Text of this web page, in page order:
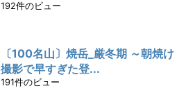
192件のビュー
〔100名山〕焼岳_厳冬期 ～朝焼け
撮影で早すぎた登...
191件のビュー